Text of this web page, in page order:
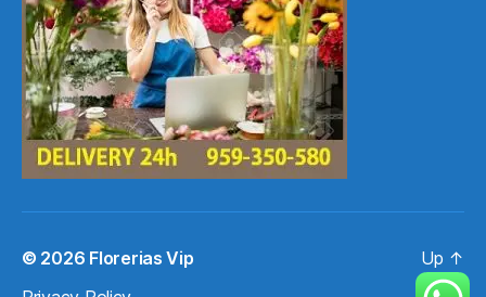
© 2026 Florerias Vip
Up ↑